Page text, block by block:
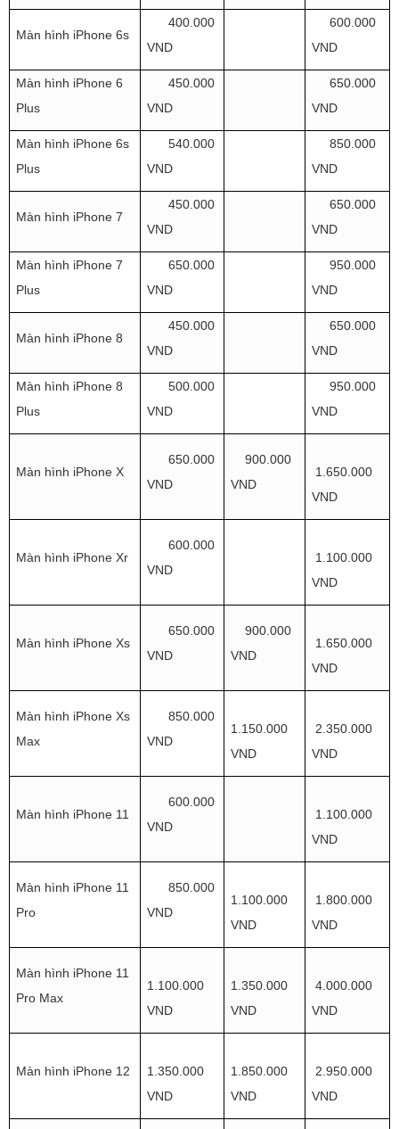
Màn hình iPhone 6s
400.000
VND
600.000
VND
Màn hình iPhone 6
Plus
450.000
VND
650.000
VND
Màn hình iPhone 6s
Plus
540.000
VND
850.000
VND
Màn hình iPhone 7
450.000
VND
650.000
VND
Màn hình iPhone 7
Plus
650.000
VND
950.000
VND
Màn hình iPhone 8
450.000
VND
650.000
VND
Màn hình iPhone 8
Plus
500.000
VND
950.000
VND
Màn hình iPhone X
650.000
VND
900.000
VND
1.650.000
VND
Màn hình iPhone Xr
600.000
VND
1.100.000
VND
Màn hình iPhone Xs
650.000
VND
900.000
VND
1.650.000
VND
Màn hình iPhone Xs
Max
850.000
VND
1.150.000
VND
2.350.000
VND
Màn hình iPhone 11
600.000
VND
1.100.000
VND
Màn hình iPhone 11
Pro
850.000
VND
1.100.000
VND
1.800.000
VND
Màn hình iPhone 11
Pro Max
1.100.000
VND
1.350.000
VND
4.000.000
VND
Màn hình iPhone 12
1.350.000
VND
1.850.000
VND
2.950.000
VND